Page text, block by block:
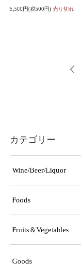
5,500円(税500円) 売り切れ
カテゴリー
Wine/Beer/Liquor
Foods
Fruits＆Vegetables
Goods